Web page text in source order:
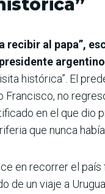
recibir al papa”,
histórica”. El
Francisco, no
en el que dio
que nunca
en recorrer el país
de un viaje a